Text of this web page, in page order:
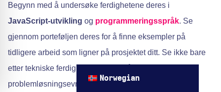
Begynn med å undersøke ferdighetene deres i
JavaScript-utvikling og programmeringsspråk. Se
gjennom porteføljen deres for å finne eksempler på
tidligere arbeid som ligner på prosjektet ditt. Se ikke bare
etter tekniske ferdigheter, men også etter kreativitet og
problemløsningsevner.
Norwegian